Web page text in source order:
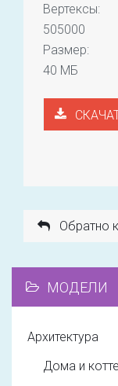
Вертексы:
505000
Размер:
40 МБ
Обратно
МОДЕЛИ
Архитектура
Дома и